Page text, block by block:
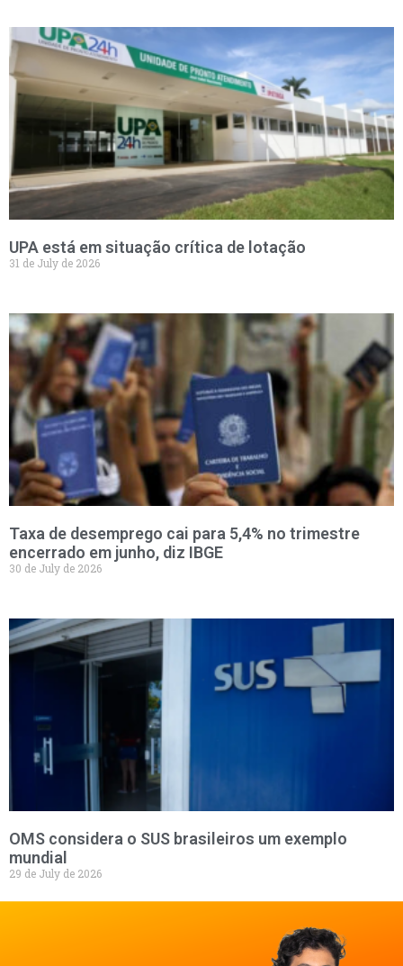
UPA está em situação crítica de lotação
31 de July de 2026
Taxa de desemprego cai para 5,4% no trimestre
encerrado em junho, diz IBGE
30 de July de 2026
OMS considera o SUS brasileiros um exemplo
mundial
29 de July de 2026